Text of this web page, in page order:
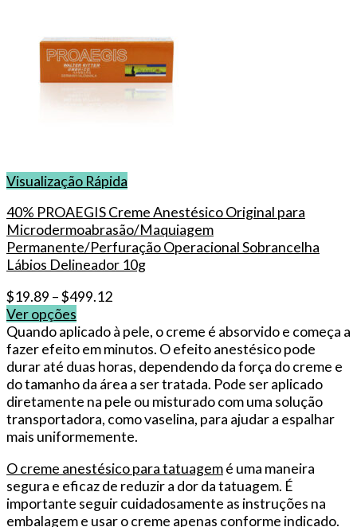
Visualização Rápida
40% PROAEGIS Creme Anestésico Original para
Microdermoabrasão/Maquiagem
Permanente/Perfuração Operacional Sobrancelha
Lábios Delineador 10g
$19.89 –$499.12
Ver opções
This
product
has
multiple
variants.
The
options
be
chosen
on
the
Quando aplicado à pele, o creme é absorvido e começa a
fazer efeito em minutos. O efeito anestésico pode
durar até duas horas, dependendo da força do creme e
do tamanho da área a ser tratada. Pode ser aplicado
diretamente na pele ou misturado com uma solução
transportadora, como vaselina, para ajudar a espalhar
mais uniformemente.
O creme anestésico para tatuagemé uma maneira
segura e eficaz de reduzir a dor da tatuagem. É
importante seguir cuidadosamente as instruções na
embalagem e usar o creme apenas conforme indicado.